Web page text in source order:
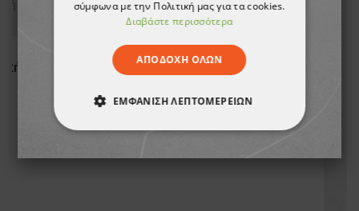
AGILE Ανδρικό μπουφάν
21,30 €
σύμφωνα με την Πολιτική μας για τα cookies.
Διαβάστε περισσότερα
ΑΠΟΔΟΧΉ ΌΛΩΝ
ΕΜΦΆΝΙΣΗ ΛΕΠΤΟΜΕΡΕΙΏΝ
ΑΠΟΛΎΤΩΣ ΑΠΑΡΑΊΤΗΤΑ